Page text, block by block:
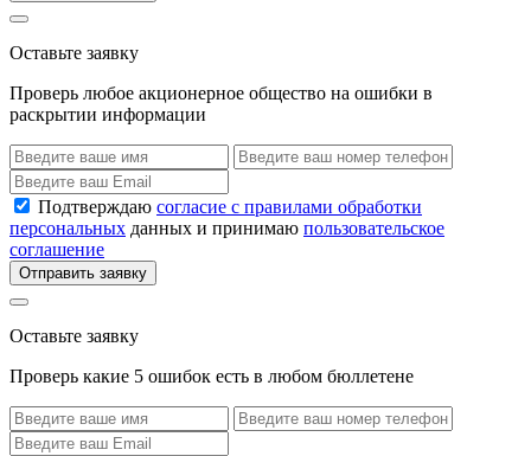
Оставьте заявку
Проверь любое акционерное общество на ошибки в
раскрытии информации
Подтверждаю согласие с правилами обработки
персональных данных и принимаю пользовательское
соглашение
Отправить заявку
Оставьте заявку
Проверь какие 5 ошибок есть в любом бюллетене